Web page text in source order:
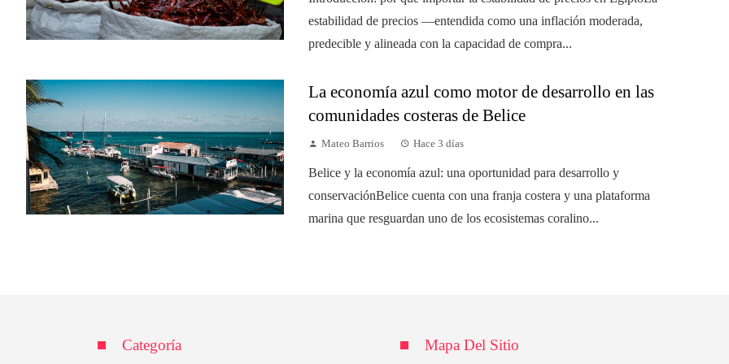
estabilidad de precios —entendida como una inflación moderada,
predecible y alineada con la capacidad de compra...
La economía azul como motor de desarrollo en las
comunidades costeras de Belice
Mateo Barrios Hace 3 días
Belice y la economía azul: una oportunidad para desarrollo y
conservaciónBelice cuenta con una franja costera y una plataforma
marina que resguardan uno de los ecosistemas coralino...
Categoría Mapa Del Sitio